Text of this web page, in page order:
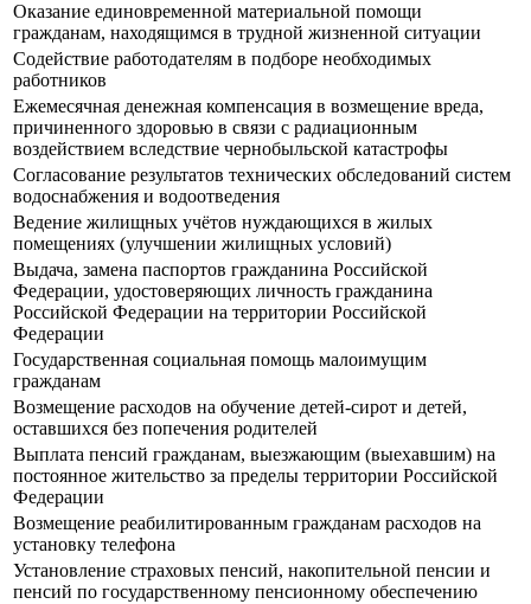
Оказание единовременной материальной помощи
гражданам, находящимся в трудной жизненной ситуации
Содействие работодателям в подборе необходимых
работников
Ежемесячная денежная компенсация в возмещение вреда,
причиненного здоровью в связи с радиационным
воздействием вследствие чернобыльской катастрофы
Согласование результатов технических обследований систем
водоснабжения и водоотведения
Ведение жилищных учётов нуждающихся в жилых
помещениях (улучшении жилищных условий)
Выдача, замена паспортов гражданина Российской
Федерации, удостоверяющих личность гражданина
Российской Федерации на территории Российской
Федерации
Государственная социальная помощь малоимущим
гражданам
Возмещение расходов на обучение детей-сирот и детей,
оставшихся без попечения родителей
Выплата пенсий гражданам, выезжающим (выехавшим) на
постоянное жительство за пределы территории Российской
Федерации
Возмещение реабилитированным гражданам расходов на
установку телефона
Установление страховых пенсий, накопительной пенсии и
пенсий по государственному пенсионному обеспечению